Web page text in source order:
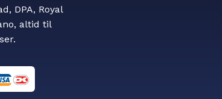
DPA, Royal
altid til